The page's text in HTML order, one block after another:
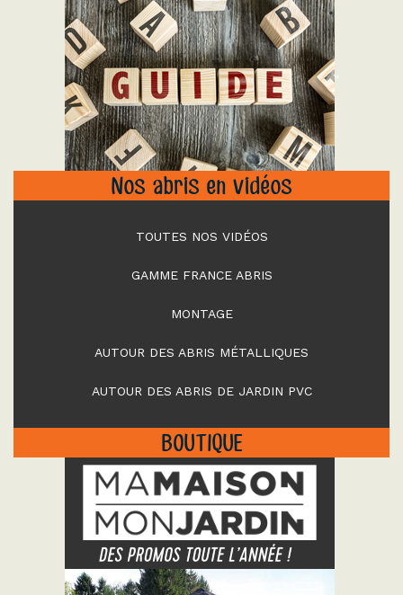
"
Nos abris en vidéos
TOUTES NOS VIDÉOS
GAMME FRANCE ABRIS
MONTAGE
AUTOUR DES ABRIS MÉTALLIQUES
AUTOUR DES ABRIS DE JARDIN PVC
BOUTIQUE